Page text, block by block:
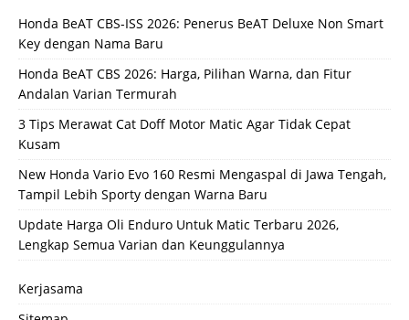
Honda BeAT CBS-ISS 2026: Penerus BeAT Deluxe Non Smart
Key dengan Nama Baru
Honda BeAT CBS 2026: Harga, Pilihan Warna, dan Fitur
Andalan Varian Termurah
3 Tips Merawat Cat Doff Motor Matic Agar Tidak Cepat
Kusam
New Honda Vario Evo 160 Resmi Mengaspal di Jawa Tengah,
Tampil Lebih Sporty dengan Warna Baru
Update Harga Oli Enduro Untuk Matic Terbaru 2026,
Lengkap Semua Varian dan Keunggulannya
Kerjasama